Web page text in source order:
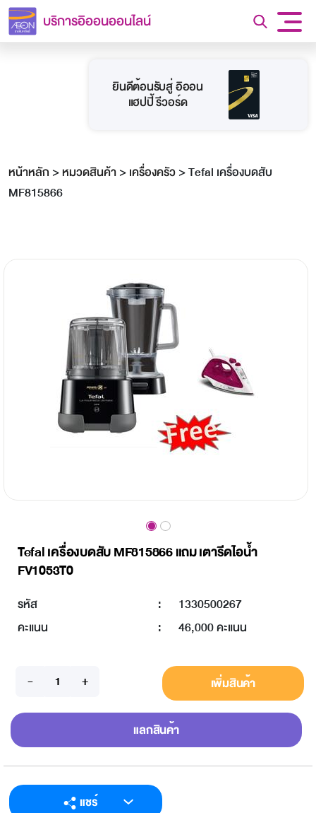
บริการอิออนออนไลน์
ยินดีต้อนรับสู่ อิออน
แฮปปี้ รีวอร์ด
หน้าหลัก >หมวดสินค้า>เครื่องครัว>Tefal เครื่องบดสับ
MF815866
Tefal เครื่องบดสับ MF815866 แถม เตารีดไอน้ำ
FV1053T0
รหัส :
1330500267
คะแนน
: 46,000 คะแนน
เพิ่มสินค้า
แลกสินค้า
แชร์